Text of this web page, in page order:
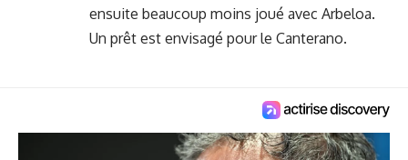
ensuite beaucoup moins joué avec Arbeloa.
Un prêt est envisagé pour le Canterano.